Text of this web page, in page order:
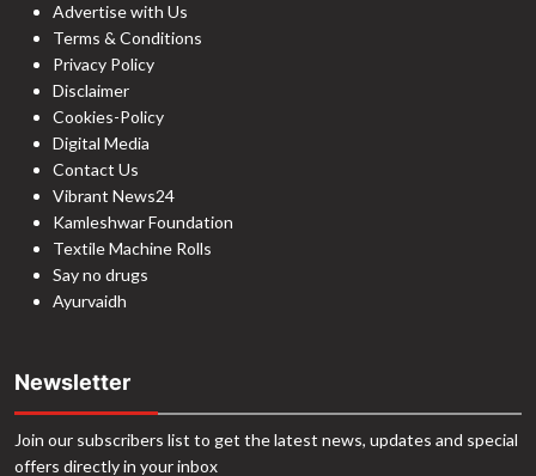
Advertise with Us
Terms & Conditions
Privacy Policy
Disclaimer
Cookies-Policy
Digital Media
Contact Us
Vibrant News24
Kamleshwar Foundation
Textile Machine Rolls
Say no drugs
Ayurvaidh
Newsletter
Join our subscribers list to get the latest news, updates and special
offers directly in your inbox